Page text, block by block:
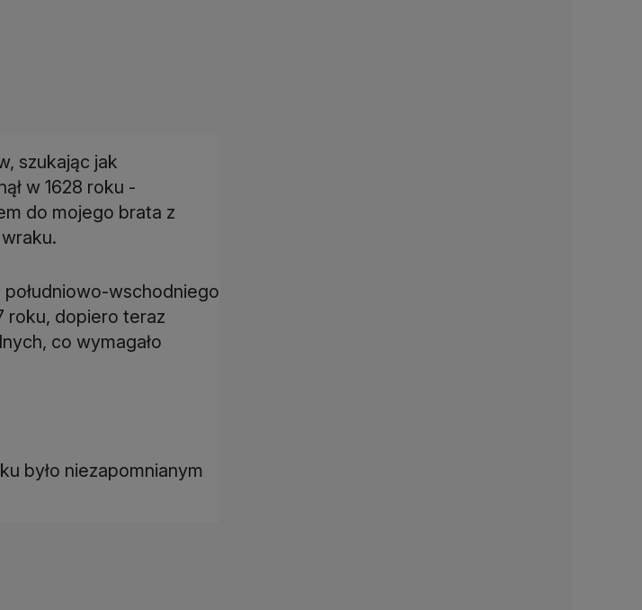
szukając jak
w 1628 roku -
do mojego brata z
wschodniego
roku, dopiero teraz
co wymagało
było niezapomnianym